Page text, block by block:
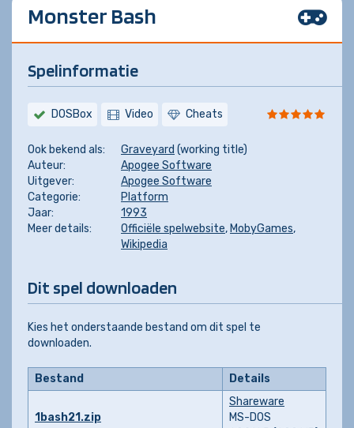
Monster Bash
Spelinformatie
DOSBox Video Cheats
Ook bekend als: Graveyard (working title)
Auteur:
Apogee Software
Uitgever:
Apogee Software
Categorie:
Platform
Jaar:
1993
Meer details:
Officiële spelwebsite, MobyGames,
Wikipedia
Dit spel downloaden
Kies het onderstaande bestand om dit spel te
downloaden.
Bestand Details
1bash21.zip
Shareware
MS-DOS